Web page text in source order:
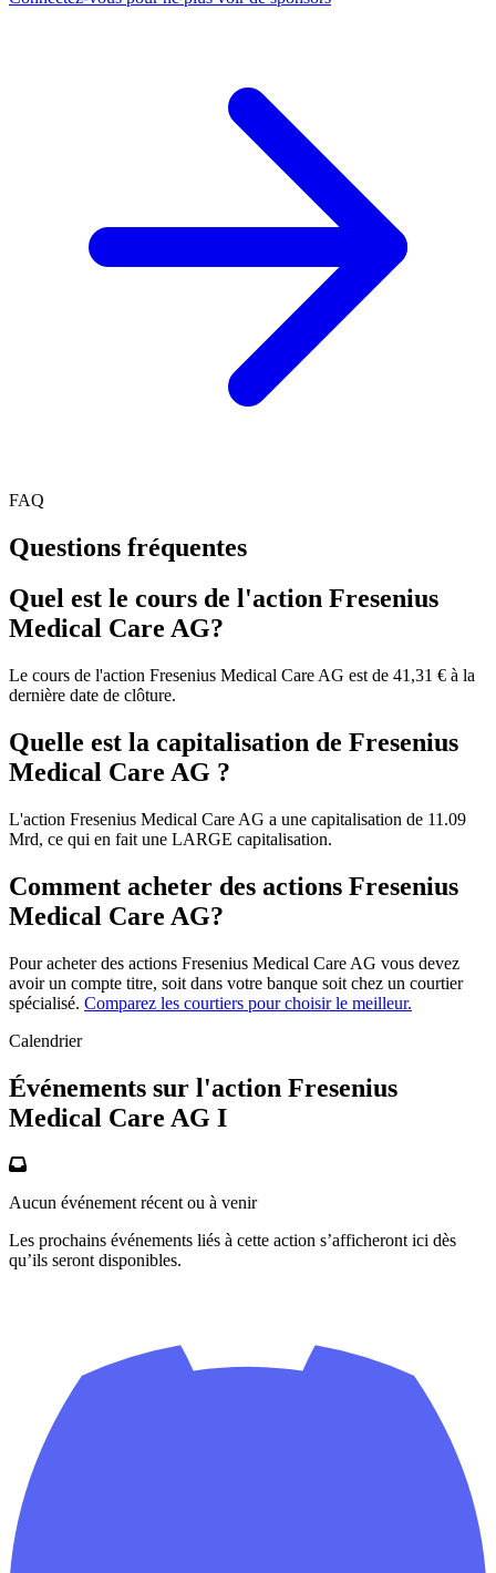
FAQ
Questions fréquentes
Quel est le cours de l'action Fresenius
Medical Care AG?
Le cours de l'action Fresenius Medical Care AG est de 41,31 € à la
dernière date de clôture.
Quelle est la capitalisation de Fresenius
Medical Care AG ?
L'action Fresenius Medical Care AG a une capitalisation de 11.09
Mrd, ce qui en fait une LARGE capitalisation.
Comment acheter des actions Fresenius
Medical Care AG?
Pour acheter des actions Fresenius Medical Care AG vous devez
avoir un compte titre, soit dans votre banque soit chez un courtier
spécialisé. Comparez les courtiers pour choisir le meilleur.
Calendrier
Événements sur l'action Fresenius
Medical Care AG I
Aucun événement récent ou à venir
Les prochains événements liés à cette action s’afficheront ici dès
qu’ils seront disponibles.